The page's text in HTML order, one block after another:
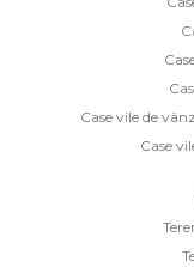
Case vile de
Case